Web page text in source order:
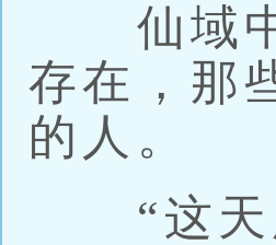
仙域中
存在，那
的人。
“这天